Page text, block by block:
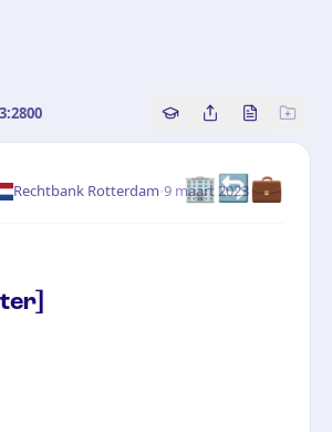
Copy source
Share this
Bekijk
🏢🔄💼
Rechtbank Rotterdam·9 maart 2023